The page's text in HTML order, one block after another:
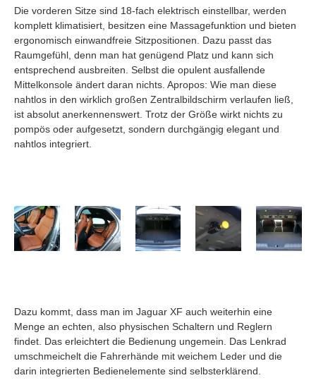
Die vorderen Sitze sind 18-fach elektrisch einstellbar, werden
komplett klimatisiert, besitzen eine Massagefunktion und bieten
ergonomisch einwandfreie Sitzpositionen. Dazu passt das
Raumgefühl, denn man hat genügend Platz und kann sich
entsprechend ausbreiten. Selbst die opulent ausfallende
Mittelkonsole ändert daran nichts. Apropos: Wie man diese
nahtlos in den wirklich großen Zentralbildschirm verlaufen ließ,
ist absolut anerkennenswert. Trotz der Größe wirkt nichts zu
pompös oder aufgesetzt, sondern durchgängig elegant und
nahtlos integriert.
Dazu kommt, dass man im Jaguar XF auch weiterhin eine
Menge an echten, also physischen Schaltern und Reglern
findet. Das erleichtert die Bedienung ungemein. Das Lenkrad
umschmeichelt die Fahrerhände mit weichem Leder und die
darin integrierten Bedienelemente sind selbsterklärend.